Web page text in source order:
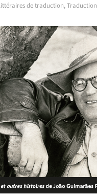
de traduction,Traduction